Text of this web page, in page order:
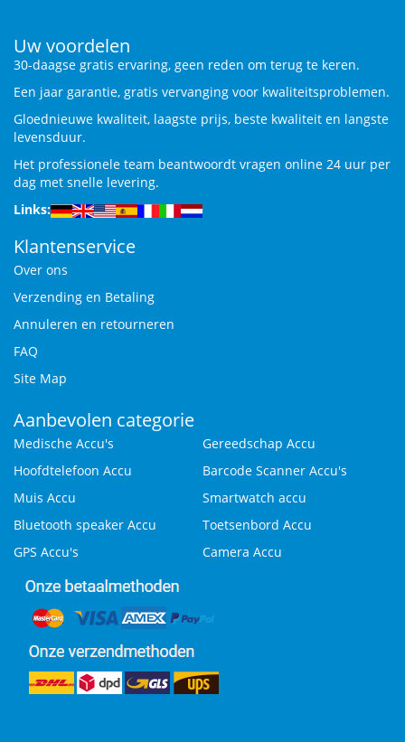
Uw voordelen
30-daagse gratis ervaring, geen reden om terug te keren.
Een jaar garantie, gratis vervanging voor kwaliteitsproblemen.
Gloednieuwe kwaliteit, laagste prijs, beste kwaliteit en langste
levensduur.
Het professionele team beantwoordt vragen online 24 uur per
dag met snelle levering.
Links:
Klantenservice
Over ons
Verzending en Betaling
Annuleren en retourneren
FAQ
Site Map
Aanbevolen categorie
Medische Accu's
Gereedschap Accu
Hoofdtelefoon Accu
Barcode Scanner Accu's
Muis Accu
Smartwatch accu
Bluetooth speaker Accu
Toetsenbord Accu
GPS Accu's
Camera Accu